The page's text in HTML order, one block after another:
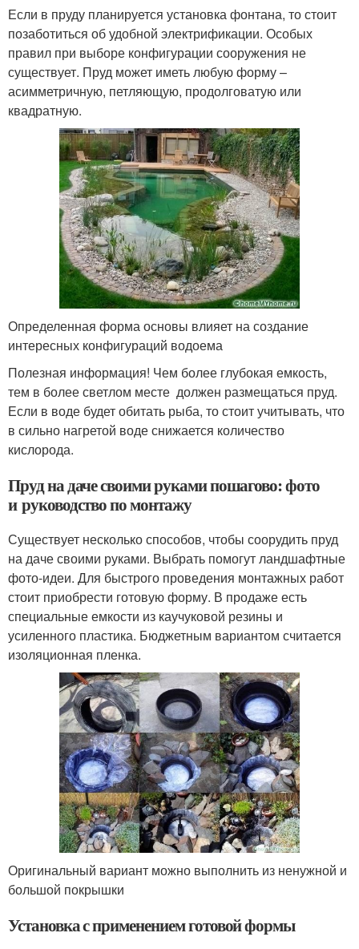
Если в пруду планируется установка фонтана, то стоит
позаботиться об удобной электрификации. Особых
правил при выборе конфигурации сооружения не
существует. Пруд может иметь любую форму –
асимметричную, петляющую, продолговатую или
квадратную.
Определенная форма основы влияет на создание
интересных конфигураций водоема
Полезная информация! Чем более глубокая емкость,
тем в более светлом месте должен размещаться пруд.
Если в воде будет обитать рыба, то стоит учитывать, что
в сильно нагретой воде снижается количество
кислорода.
Пруд на даче своими руками пошагово: фото
и руководство по монтажу
Существует несколько способов, чтобы соорудить пруд
на даче своими руками. Выбрать помогут ландшафтные
фото-идеи. Для быстрого проведения монтажных работ
стоит приобрести готовую форму. В продаже есть
специальные емкости из каучуковой резины и
усиленного пластика. Бюджетным вариантом считается
изоляционная пленка.
Оригинальный вариант можно выполнить из ненужной и
большой покрышки
Установка с применением готовой формы